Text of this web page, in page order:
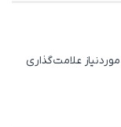
علامت‌گذاری